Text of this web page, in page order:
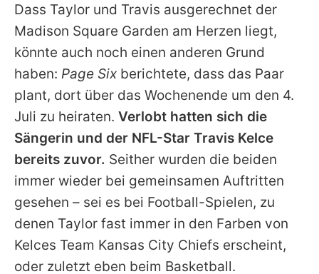
Dass Taylor und Travis ausgerechnet der
Madison Square Garden am Herzen liegt,
könnte auch noch einen anderen Grund
haben: Page Six berichtete, dass das Paar
plant, dort über das Wochenende um den 4.
Juli zu heiraten. Verlobt hatten sich die
Sängerin und der NFL-Star Travis Kelce
bereits zuvor. Seither wurden die beiden
immer wieder bei gemeinsamen Auftritten
gesehen – sei es bei Football-Spielen, zu
denen Taylor fast immer in den Farben von
Kelces Team Kansas City Chiefs erscheint,
oder zuletzt eben beim Basketball.